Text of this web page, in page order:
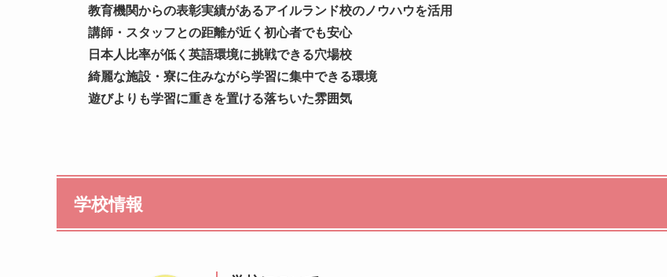
教育機関からの表彰実績があるアイルランド校のノウハウを活用
講師・スタッフとの距離が近く初心者でも安心
日本人比率が低く英語環境に挑戦できる穴場校
綺麗な施設・寮に住みながら学習に集中できる環境
遊びよりも学習に重きを置ける落ちいた雰囲気
学校情報